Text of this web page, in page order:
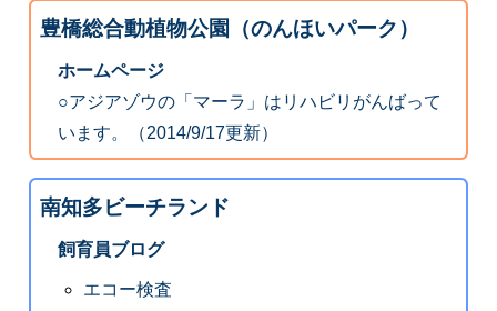
豊橋総合動植物公園（のんほいパーク）
ホームページ
○アジアゾウの「マーラ」はリハビリがんばって
います。（2014/9/17更新）
南知多ビーチランド
飼育員ブログ
エコー検査